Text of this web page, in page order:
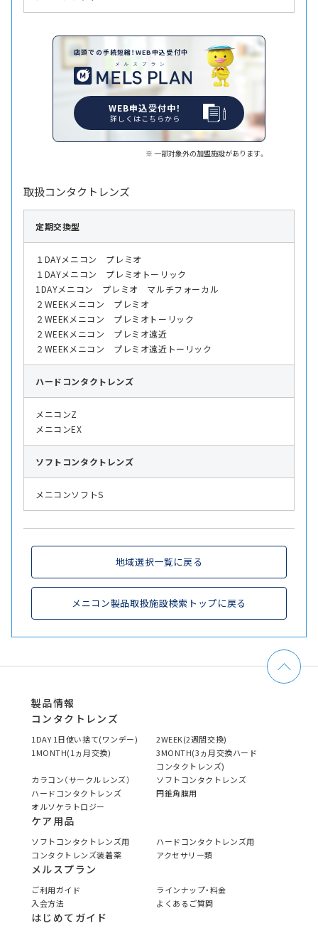
店頭での手続短縮！WEB申込受付中
WEB申込受付中！
詳しくはこちらから
一部対象外の加盟施設があります。
取扱コンタクトレンズ
定期交換型
１DAYメニコン プレミオ
１DAYメニコン プレミオトーリック
1DAYメニコン プレミオ マルチフォーカル
２WEEKメニコン プレミオ
２WEEKメニコン プレミオトーリック
２WEEKメニコン プレミオ遠近
２WEEKメニコン プレミオ遠近トーリック
ハード コンタクトレンズ
メニコンZ
メニコンEX
ソフト コンタクトレンズ
メニコンソフトS
地域選択一覧に戻る
メニコン製品取扱施設検索トップに戻る
製品情報
コンタクトレンズ
1DAY 1日使い捨て(ワンデー)
2WEEK(2週間交換)
1MONTH(1ヵ月交換)
3MONTH(3ヵ月交換ハード
コンタクトレンズ)
カラコン（サークルレンズ）
ソフトコンタクトレンズ
ハードコンタクトレンズ
円錐角膜用
オルソケラトロジー
ケア用品
ソフトコンタクトレンズ用
ハードコンタクトレンズ用
コンタクトレンズ装着薬
アクセサリー類
メルスプラン
ご利用ガイド
ラインナップ・料金
入会方法
よくあるご質問
はじめてガイド